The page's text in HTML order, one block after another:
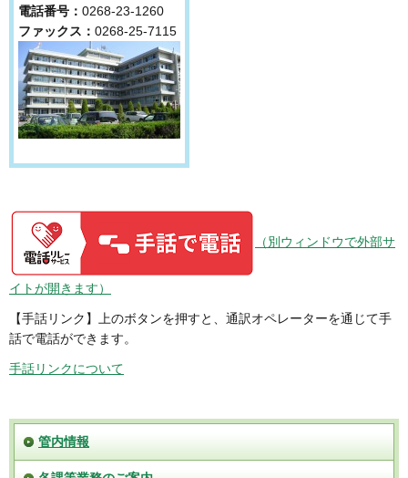
電話番号： 0268-23-1260
ファックス： 0268-25-7115
（別ウィンドウで外部サ
イトが開きます）
【手話リンク】上のボタンを押すと、通訳オペレーターを通じて手
話で電話ができます。
手話リンクについて
管内情報